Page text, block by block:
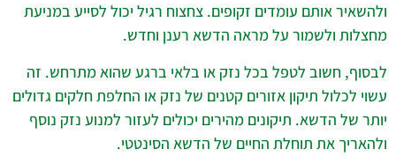
ולהשאיר אותם עומדים זקופים. צחצוח רגיל יכול לסייע במניעת
מחצלות ולשמור על מראה הדשא רענן וחדש.
לבסוף, חשוב לטפל בכל נזק או בלאי ברגע שהוא מתרחש. זה
עשוי לכלול תיקון אזורים קטנים של נזק או החלפת חלקים גדולים
יותר של הדשא. תיקונים מהירים יכולים לעזור למנוע נזק נוסף
ולהאריך את תוחלת החיים של הדשא הסינטטי.